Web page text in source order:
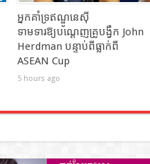
អ្នកគាំទ្រឥណ្ឌូនេស៊ី
ទាមទារឱ្យបណ្តេញគ្រូបង្វឹក John
Herdman បន្ទាប់ពីធ្លាក់ពី
ASEAN Cup
5 hours ago